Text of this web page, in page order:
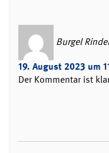
Burgel
19. August 2023 um
Der Kommentar ist